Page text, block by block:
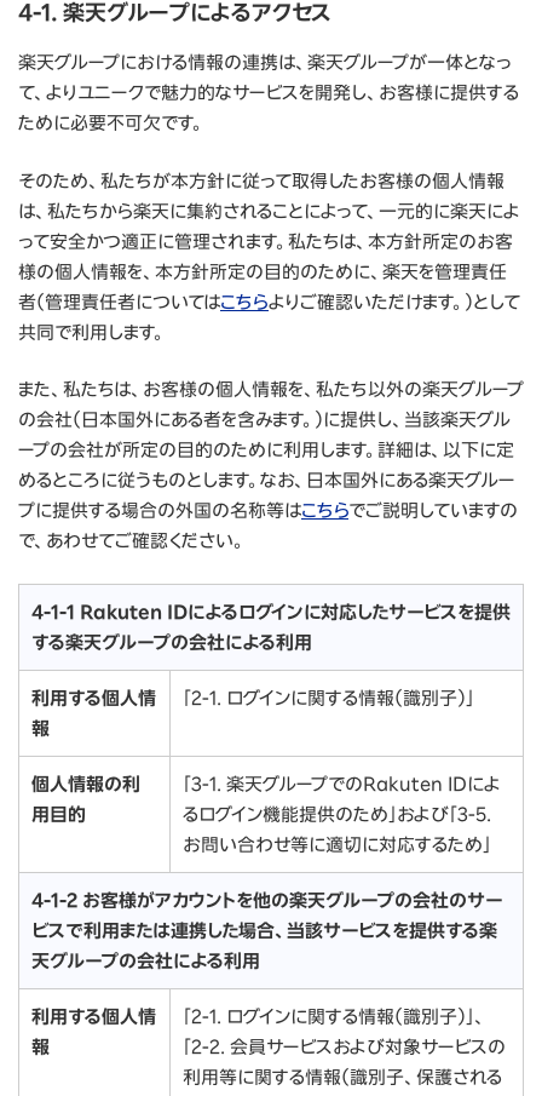
4-1. 楽天グループによるアクセス
楽天グループにおける情報の連携は、楽天グループが一体となっ
て、よりユニークで魅力的なサービスを開発し、お客様に提供する
ために必要不可欠です。
そのため、私たちが本方針に従って取得したお客様の個人情報
は、私たちから楽天に集約されることによって、一元的に楽天によ
って安全かつ適正に管理されます。私たちは、本方針所定のお客
様の個人情報を、本方針所定の目的のために、楽天を管理責任
者（管理責任者についてはこちらよりご確認いただけます。）として
共同で利用します。
また、私たちは、お客様の個人情報を、私たち以外の楽天グループ
の会社（日本国外にある者を含みます。）に提供し、当該楽天グル
ープの会社が所定の目的のために利用します。詳細は、以下に定
めるところに従うものとします。なお、日本国外にある楽天グルー
プに提供する場合の外国の名称等はこちらでご説明していますの
で、あわせてご確認ください。
4-1-1 Rakuten IDによるログインに対応したサービスを提供
する楽天グループの会社による利用
利用する個人情
報
「2-1. ログインに関する情報（識別子）」
個人情報の利
用目的
「3-1. 楽天グループでのRakuten IDによ
るログイン機能提供のため」および「3-5.
お問い合わせ等に適切に対応するため」
4-1-2 お客様がアカウントを他の楽天グループの会社のサー
ビスで利用または連携した場合、当該サービスを提供する楽
天グループの会社による利用
利用する個人情
報
「2-1. ログインに関する情報（識別子）」、
「2-2. 会員サービスおよび対象サービスの
利用等に関する情報（識別子、保護される